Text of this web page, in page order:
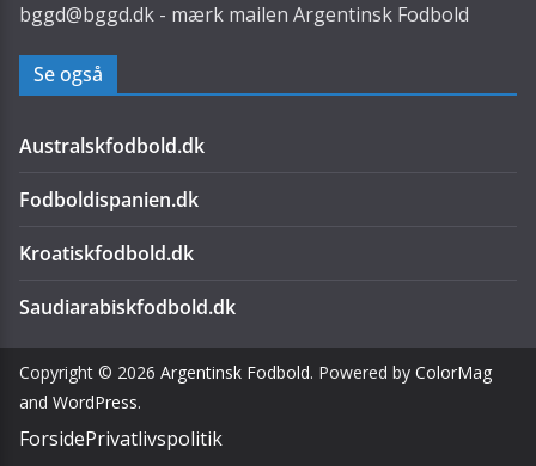
bggd@bggd.dk - mærk mailen Argentinsk Fodbold
Se også
Australskfodbold.dk
Fodboldispanien.dk
Kroatiskfodbold.dk
Saudiarabiskfodbold.dk
Copyright © 2026 Argentinsk Fodbold. Powered by ColorMag
and WordPress.
ForsidePrivatlivspolitik